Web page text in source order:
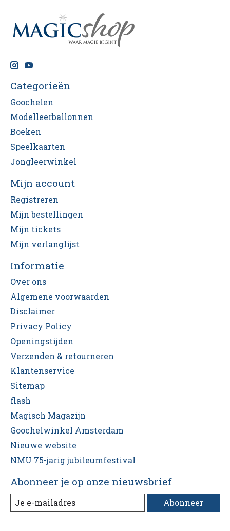
Categorieën
Goochelen
Modelleerballonnen
Boeken
Speelkaarten
Jongleerwinkel
Mijn account
Registreren
Mijn bestellingen
Mijn tickets
Mijn verlanglijst
Informatie
Over ons
Algemene voorwaarden
Disclaimer
Privacy Policy
Openingstijden
Verzenden & retourneren
Klantenservice
Sitemap
flash
Magisch Magazijn
Goochelwinkel Amsterdam
Nieuwe website
NMU 75-jarig jubileumfestival
Abonneer je op onze nieuwsbrief
Abonneer